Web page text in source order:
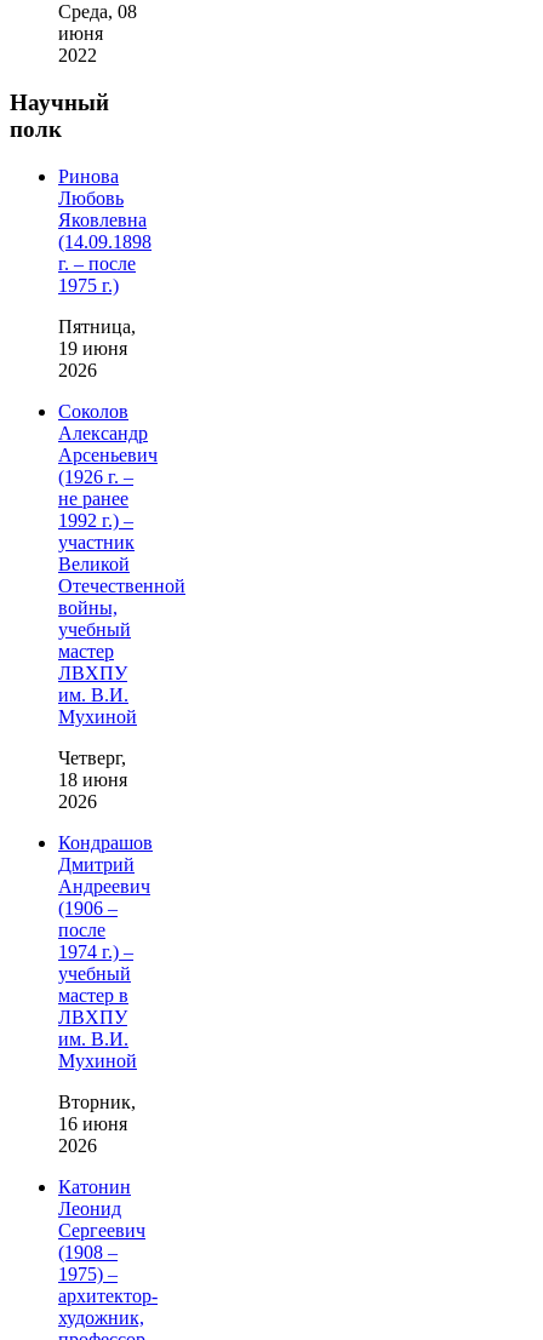
Среда, 08
июня
2022
Научный
полк
Ринова
Любовь
Яковлевна
(14.09.1898
г. – после
1975 г.)
Пятница,
19 июня
2026
Соколов
Александр
Арсеньевич
(1926 г. –
не ранее
1992 г.) –
участник
Великой
Отечественной
войны,
учебный
мастер
ЛВХПУ
им. В.И.
Мухиной
Четверг,
18 июня
2026
Кондрашов
Дмитрий
Андреевич
(1906 –
после
1974 г.) –
учебный
мастер в
ЛВХПУ
им. В.И.
Мухиной
Вторник,
16 июня
2026
Катонин
Леонид
Сергеевич
(1908 –
1975) –
архитектор-
художник,